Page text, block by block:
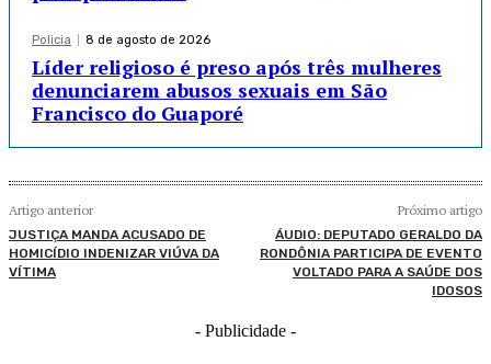
Policia 8 de agosto de 2026
Líder religioso é preso após três mulheres
denunciarem abusos sexuais em São
Francisco do Guaporé
Artigo anterior
JUSTIÇA MANDA ACUSADO DE
HOMICÍDIO INDENIZAR VIÚVA DA
VÍTIMA
Próximo artigo
ÁUDIO: DEPUTADO GERALDO DA
RONDÔNIA PARTICIPA DE EVENTO
VOLTADO PARA A SAÚDE DOS
IDOSOS
- Publicidade -